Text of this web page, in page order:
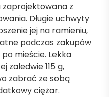
zaprojektowana z
Długie uchwyty
jej na ramieniu,
podczas zakupów
mieście. Lekka
zaledwie 115 g,
zabrać ze sobą
ciężar.